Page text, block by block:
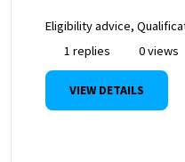
Eligibility advice,
1 replies
0 views
VIEW DETAILS